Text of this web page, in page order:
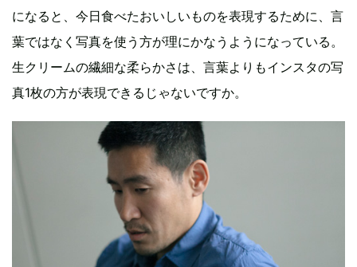
になると、今日食べたおいしいものを表現するために、言
葉ではなく写真を使う方が理にかなうようになっている。
生クリームの繊細な柔らかさは、言葉よりもインスタの写
真1枚の方が表現できるじゃないですか。